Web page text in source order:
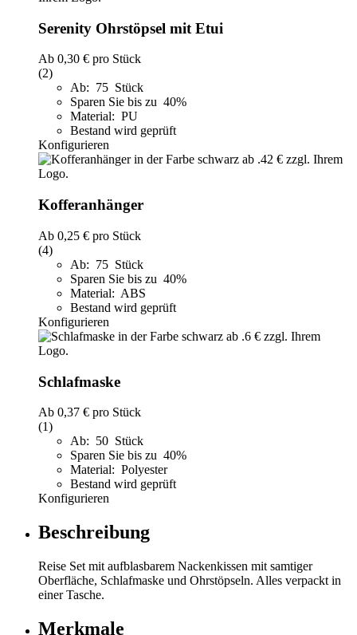
Serenity Ohrstöpsel mit Etui
Ab 0,30 € pro Stück
(2)
Ab: 75 Stück
Sparen Sie bis zu 40%
Material: PU
Bestand wird geprüft
Konfigurieren
Kofferanhänger
Ab 0,25 € pro Stück
(4)
Ab: 75 Stück
Sparen Sie bis zu 40%
Material: ABS
Bestand wird geprüft
Konfigurieren
Schlafmaske
Ab 0,37 € pro Stück
(1)
Ab: 50 Stück
Sparen Sie bis zu 40%
Material: Polyester
Bestand wird geprüft
Konfigurieren
Beschreibung
Reise Set mit aufblasbarem Nackenkissen mit samtiger
Oberfläche, Schlafmaske und Ohrstöpseln. Alles verpackt in
einer Tasche.
Merkmale